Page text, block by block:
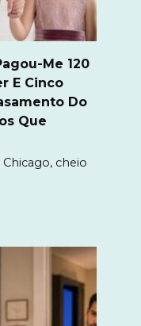
Me 120
E Cinco
Do
Que
cheio